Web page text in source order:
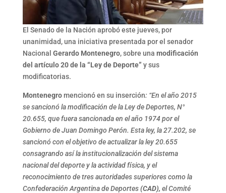
El Senado de la Nación aprobó este jueves, por
unanimidad, una iniciativa presentada por el senador
Nacional Gerardo Montenegro, sobre una modificación
del artículo 20 de la “Ley de Deporte” y sus
modificatorias.
Montenegromencionó en su inserción: “En el año 2015
se sancionó la modificación de la Ley de Deportes, N°
20.655, que fuera sancionada en el año 1974 por el
Gobierno de Juan Domingo Perón. Esta ley, la 27.202, se
sancionó con el objetivo de actualizar la ley 20.655
consagrando así la institucionalización del sistema
nacional del deporte y la actividad física, y el
reconocimiento de tres autoridades superiores como la
Confederación Argentina de Deportes(CAD), el Comité